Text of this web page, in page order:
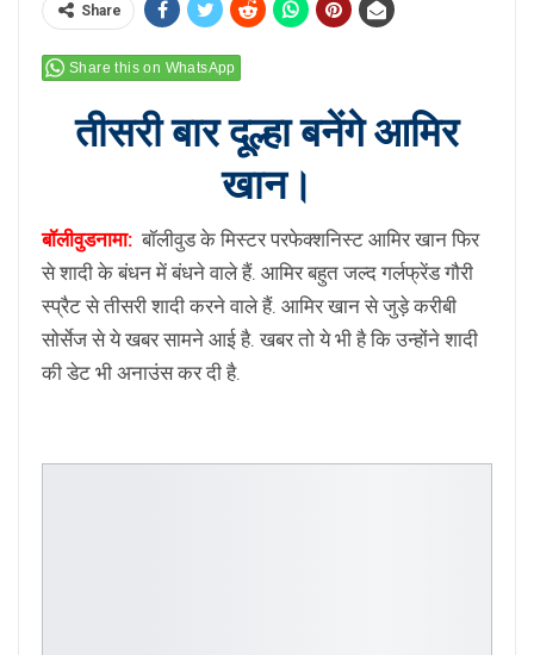
Share
Share this on WhatsApp
तीसरी बार दूल्हा बनेंगे आमिर
खान।
बॉलीवुडनामा:बॉलीवुड के मिस्टर परफेक्शनिस्ट आमिर खान फिर
से शादी के बंधन में बंधने वाले हैं. आमिर बहुत जल्द गर्लफ्रेंड गौरी
स्प्रैट से तीसरी शादी करने वाले हैं. आमिर खान से जुड़े करीबी
सोर्सेज से ये खबर सामने आई है. खबर तो ये भी है कि उन्होंने शादी
की डेट भी अनाउंस कर दी है.